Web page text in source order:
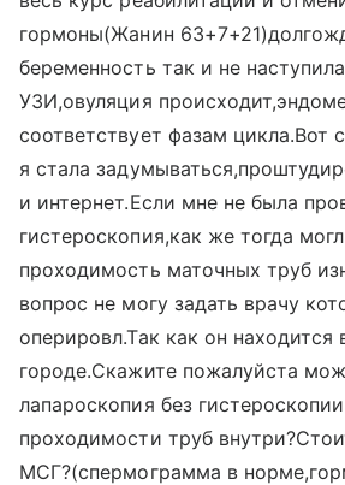
гормоны(Жанин
беременность так и не
УЗИ,овуляция
соответствует фазам цикла.Вот
я стала
и интернет.Если мне не была
гистероскопия,как же тогда
проходимость маточных труб
вопрос не могу задать врачу
оперировл.Так как он находится
городе.Скажите пожалуйста
лапароскопия без
проходимости труб
МСГ?(спермограмма в